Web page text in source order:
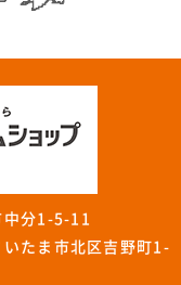
分1-5-11
たま市北区吉野町1-